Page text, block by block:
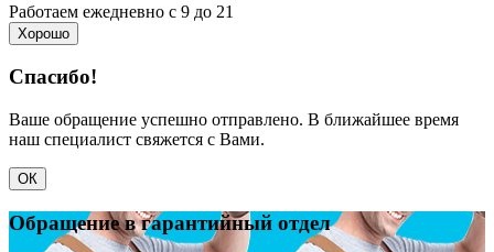
Работаем ежедневно с 9 до 21
Хорошо
Спасибо!
Ваше обращение успешно отправлено. В ближайшее время
наш специалист свяжется с Вами.
ОК
Обращение в гарантийный отдел